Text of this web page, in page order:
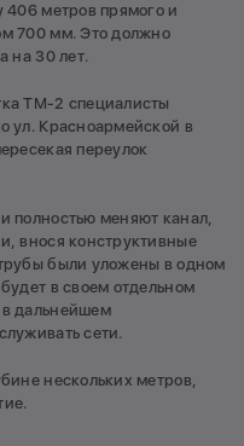
406 метров прямого и
700 мм. Это должно
на 30 лет.
ТМ-2 специалисты
ул. Красноармейской в
переулок
полностью меняют канал,
внося конструктивные
были уложены в одном
в своем отдельном
дальнейшем
сети.
нескольких метров,